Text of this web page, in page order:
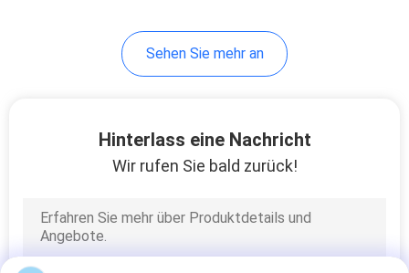
Sehen Sie mehr an
Hinterlass eine Nachricht
Wir rufen Sie bald zurück!